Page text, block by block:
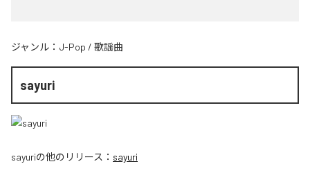
ジャンル： J-Pop / 歌謡曲
sayuri
sayuriの他のリリース： sayuri